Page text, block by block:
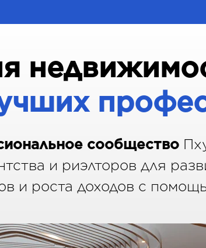
сообщество
и риэлторов для
и роста доходов с